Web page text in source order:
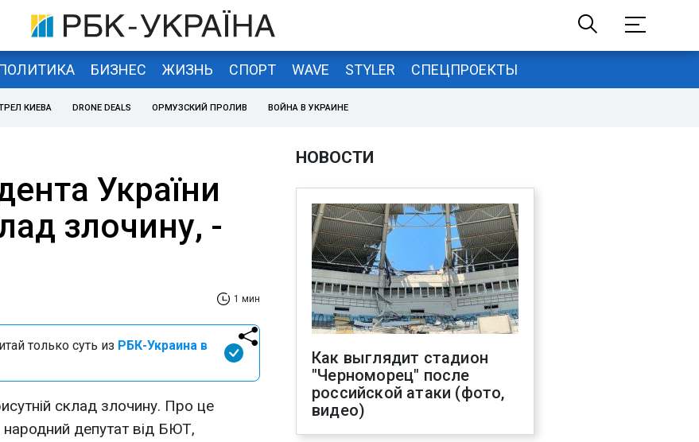
БИЗНЕС ЖИЗНЬ СПОРТ WAVE STYLER СПЕЦПРОЕКТЫ
КИЕВА DRONE DEALS ОРМУЗСКИЙ ПРОЛИВ ВОЙНА В УКРАИНЕ
України
злочину, -
1 мин
только суть из РБК-Украина в
склад злочину. Про це
народний депутат від БЮТ,
НОВОСТИ
Как выглядит стадион
"Черноморец" после
российской атаки (фото,
видео)